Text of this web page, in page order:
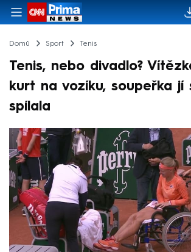
Domů Sport Tenis
Tenis, nebo divadlo?
kurt na vozíku, soupeřka jí
spílala